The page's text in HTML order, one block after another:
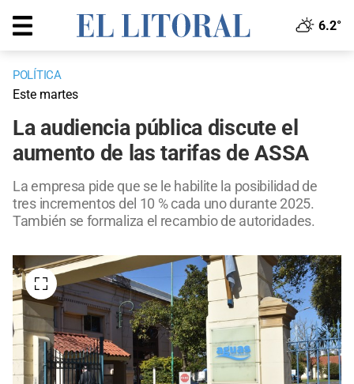
6.2°
POLÍTICA
Este martes
La audiencia pública discute el
aumento de las tarifas de ASSA
La empresa pide que se le habilite la posibilidad de
tres incrementos del 10 % cada uno durante 2025.
También se formaliza el recambio de autoridades.